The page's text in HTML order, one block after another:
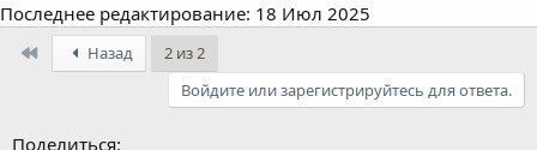
Последнее редактирование: 18 Июл 2025
Назад
2 из 2
Войдите или зарегистрируйтесь для ответа.
Поделиться: